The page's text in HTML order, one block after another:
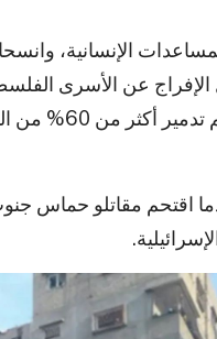
الإنسانية،
الإفراج عن الأسرى
القطاع بعد